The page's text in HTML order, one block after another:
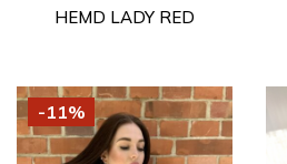
HEMD LADY RED
-11%